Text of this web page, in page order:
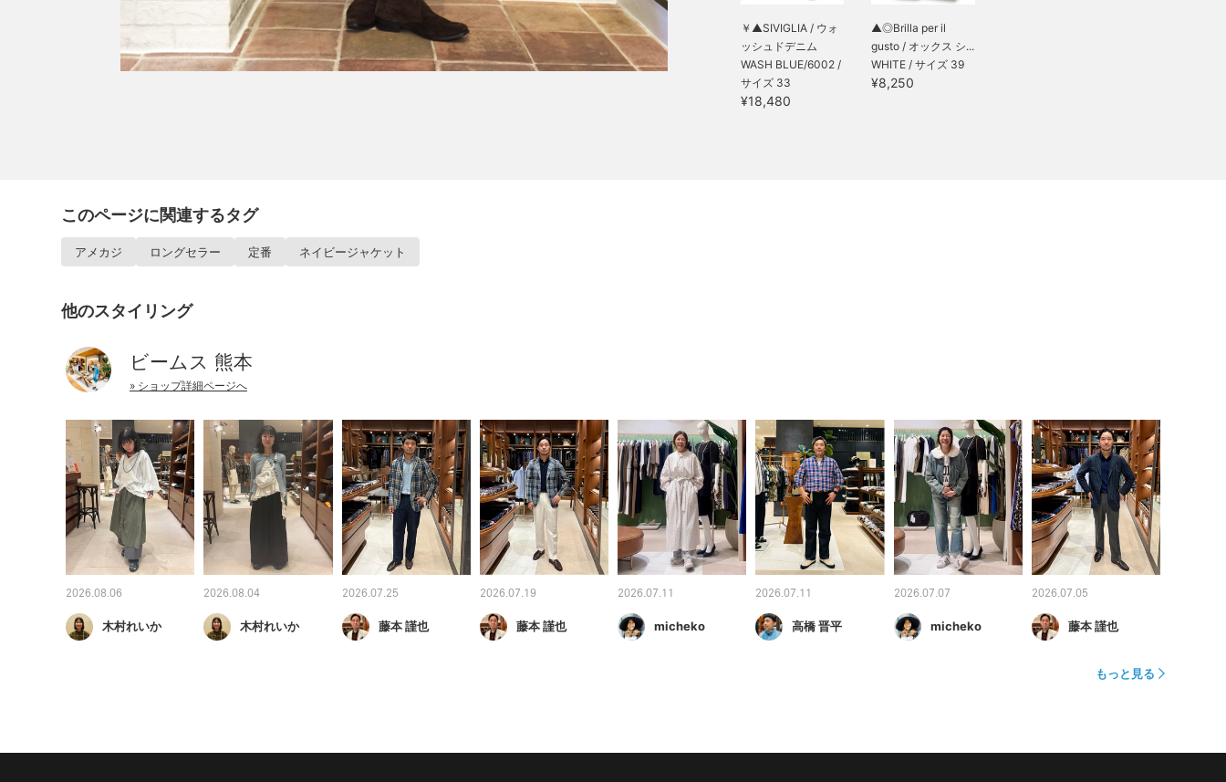
￥▲SIVIGLIA / ウォ
ッシュドデニム
WASH BLUE/6002 /
サイズ 33
¥18,480
▲◎Brilla per il
gusto / オックス シ...
WHITE / サイズ 39
¥8,250
このページに関連するタグ
アメカジ ロングセラー 定番 ネイビージャケット
他のスタイリング
ビームス 熊本
» ショップ詳細ページへ
2026.08.06
木村れいか
2026.08.04
木村れいか
2026.07.25
藤本 謹也
2026.07.19
藤本 謹也
2026.07.11
micheko
2026.07.11
高橋 晋平
2026.07.07
micheko
2026.07.05
藤本 謹也
もっと見る